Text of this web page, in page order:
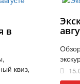
в
квиз,